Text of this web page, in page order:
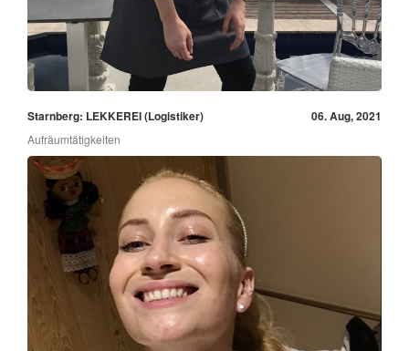
Starnberg: LEKKEREI (Logistiker) 06. Aug, 2021
Aufräumtätigkeiten